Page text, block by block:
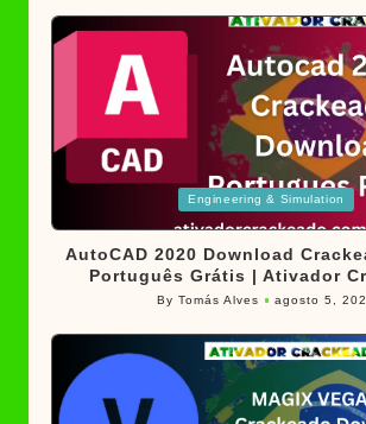
Engineering & Simulation
AutoCAD 2020 Download
Português Grátis | Ativador
Posted
ByTomás Alves agosto 5,